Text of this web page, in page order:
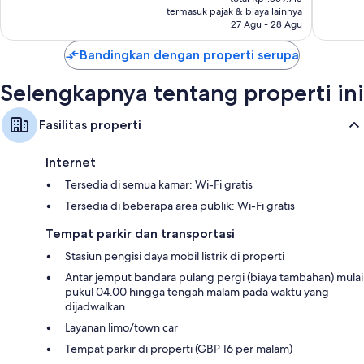
Rp1.549.765
termasuk pajak & biaya lainnya
27 Agu - 28 Agu
Bandingkan dengan properti serupa
Selengkapnya tentang properti ini
Fasilitas properti
Internet
Tersedia di semua kamar: Wi-Fi gratis
Tersedia di beberapa area publik: Wi-Fi gratis
Tempat parkir dan transportasi
Stasiun pengisi daya mobil listrik di properti
Antar jemput bandara pulang pergi (biaya tambahan) mulai
pukul 04.00 hingga tengah malam pada waktu yang
dijadwalkan
Layanan limo/town car
Tempat parkir di properti (GBP 16 per malam)